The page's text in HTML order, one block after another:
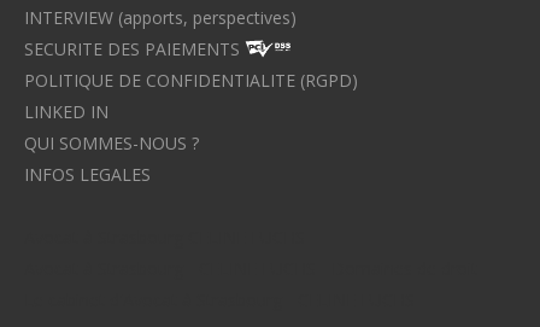
INTERVIEW (apports, perspectives)
SECURITE DES PAIEMENTS
POLITIQUE DE CONFIDENTIALITE (RGPD)
LINKED IN
QUI SOMMES-NOUS ?
INFOS LEGALES